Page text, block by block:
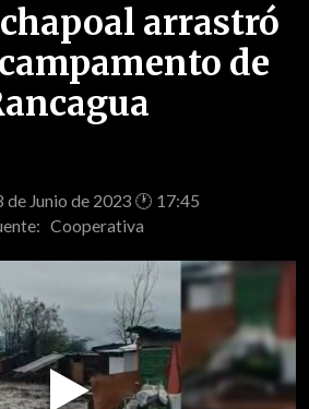
arrastró
de
Junio de 2023 🕐 17:45
Cooperativa
Play